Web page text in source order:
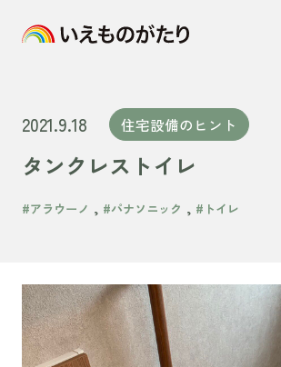
2021.9.18 住宅設備のヒント
タンクレストイレ
#アラウーノ , #パナソニック , #トイレ